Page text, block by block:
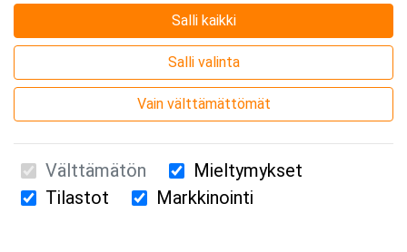
Suomen Ensiapukoulutus Oy / Valimotie 21 / 00380 Helsinki
Salli kaikki
Salli valinta
Vain välttämättömät
Välttämätön
Mieltymykset
Tilastot
Markkinointi